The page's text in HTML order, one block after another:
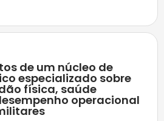
de um núcleo de
especializado sobre
física, saúde
operacional